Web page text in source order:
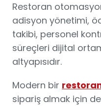
Restoran
adisyon yönetimi,
takibi, personel
süreçleri dijital
altyapısıdır.
Modern bir
sipariş almak için